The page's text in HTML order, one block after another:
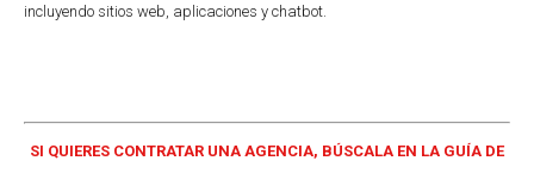
incluyendo sitios web, aplicaciones y chatbot.
SI QUIERES CONTRATAR UNA AGENCIA, BÚSCALA EN LA GUÍA DE